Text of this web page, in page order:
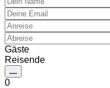
Gäste
Reisende
0